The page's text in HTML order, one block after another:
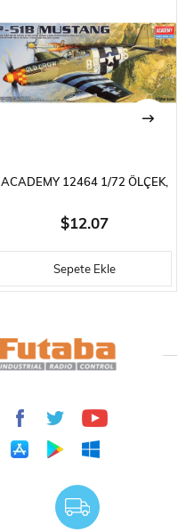
ACADEMY 12464 1/72 ÖLÇEK,
P-51B MUSTANG SAVAŞ
UÇAĞI, PLASTIK MODEL KITI
$12.07
Sepete Ekle